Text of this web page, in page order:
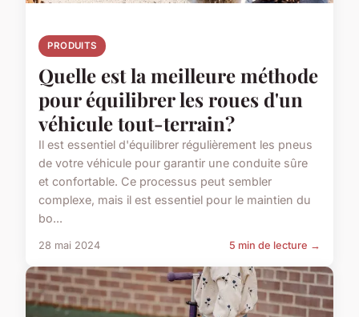
PRODUITS
Quelle est la meilleure méthode
pour équilibrer les roues d'un
véhicule tout-terrain?
Il est essentiel d'équilibrer régulièrement les pneus
de votre véhicule pour garantir une conduite sûre
et confortable. Ce processus peut sembler
complexe, mais il est essentiel pour le maintien du
bo...
28 mai 2024 5 min de lecture →